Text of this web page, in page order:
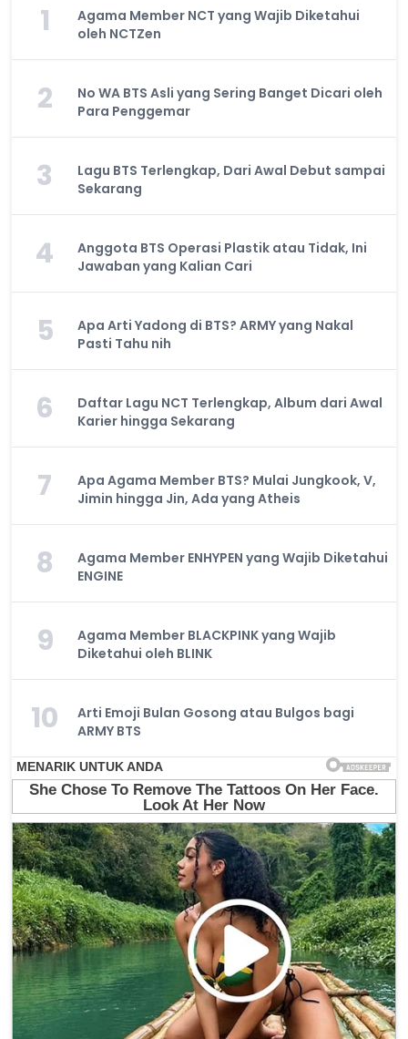
1
Agama Member NCT yang Wajib Diketahui
oleh NCTZen
2
No WA BTS Asli yang Sering Banget Dicari oleh
Para Penggemar
3
Lagu BTS Terlengkap, Dari Awal Debut sampai
Sekarang
4
Anggota BTS Operasi Plastik atau Tidak, Ini
Jawaban yang Kalian Cari
5
Apa Arti Yadong di BTS? ARMY yang Nakal
Pasti Tahu nih
6
Daftar Lagu NCT Terlengkap, Album dari Awal
Karier hingga Sekarang
7
Apa Agama Member BTS? Mulai Jungkook, V,
Jimin hingga Jin, Ada yang Atheis
8
Agama Member ENHYPEN yang Wajib Diketahui
ENGINE
9
Agama Member BLACKPINK yang Wajib
Diketahui oleh BLINK
10
Arti Emoji Bulan Gosong atau Bulgos bagi
ARMY BTS